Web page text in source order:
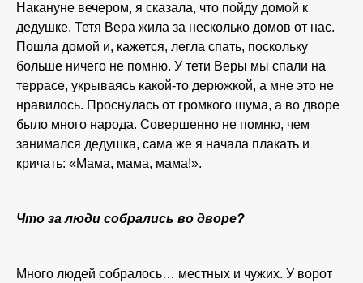
Накануне вечером, я сказала, что пойду домой к
дедушке. Тетя Вера жила за несколько домов от нас.
Пошла домой и, кажется, легла спать, поскольку
больше ничего не помню. У тети Веры мы спали на
террасе, укрываясь какой-то дерюжкой, а мне это не
нравилось. Проснулась от громкого шума, а во дворе
было много народа. Совершенно не помню, чем
занимался дедушка, сама же я начала плакать и
кричать: «Мама, мама, мама!».
Что за люди собрались во дворе?
Много людей собралось… местных и чужих. У ворот